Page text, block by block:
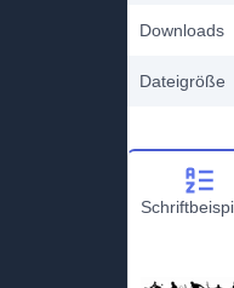
Downloads
Dateigröße